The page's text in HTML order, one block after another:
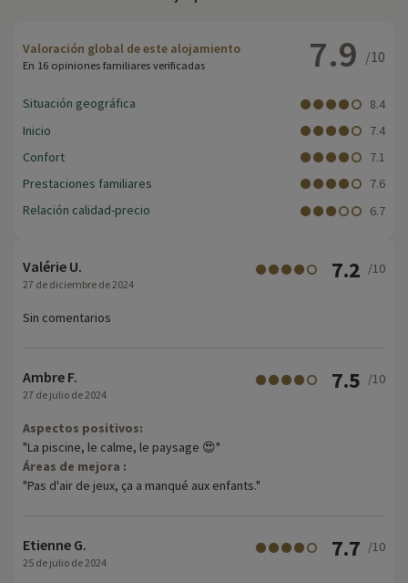
Valoración global de este alojamiento
En 16 opiniones familiares verificadas 7.9 /10
Situación geográfica
8.4
Inicio
7.4
Confort
7.1
Prestaciones familiares
7.6
Relación calidad-precio
6.7
Valérie U.
27 de diciembre de 2024
7.2 /10
Sin comentarios
Ambre F.
27 de julio de 2024
7.5 /10
Aspectos positivos:
"La piscine, le calme, le paysage 😍"
Áreas de mejora :
"Pas d'air de jeux, ça a manqué aux enfants."
Etienne G.
25 de julio de 2024
7.7 /10